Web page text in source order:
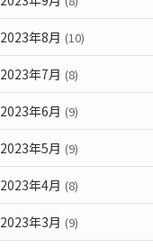
2023年8月 (10)
2023年7月 (8)
2023年6月 (9)
2023年5月 (9)
2023年4月 (8)
2023年3月 (9)